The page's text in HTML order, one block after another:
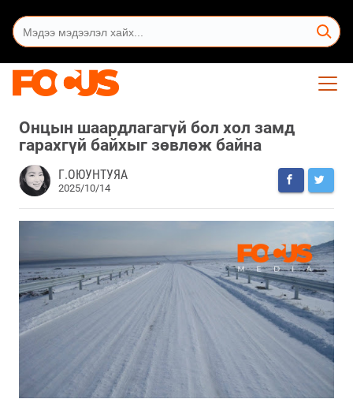
Онцын шаардлагагүй бол хол замд
гарахгүй байхыг зөвлөж байна
Г.ОЮУНТУЯА
2025/10/14